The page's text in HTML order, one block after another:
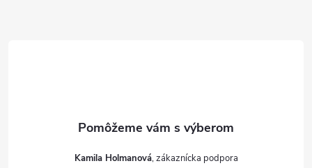
Kamila Holmanová